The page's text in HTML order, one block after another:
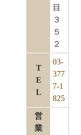
目
３
５
２
T
E
L
03-
377
7-1
825
営
業